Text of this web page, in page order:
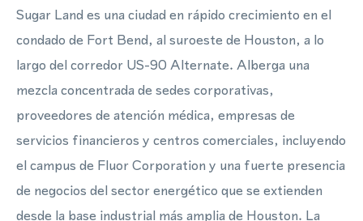
Sugar Land es una ciudad en rápido crecimiento en el
condado de Fort Bend, al suroeste de Houston, a lo
largo del corredor US-90 Alternate. Alberga una
mezcla concentrada de sedes corporativas,
proveedores de atención médica, empresas de
servicios financieros y centros comerciales, incluyendo
el campus de Fluor Corporation y una fuerte presencia
de negocios del sector energético que se extienden
desde la base industrial más amplia de Houston. La